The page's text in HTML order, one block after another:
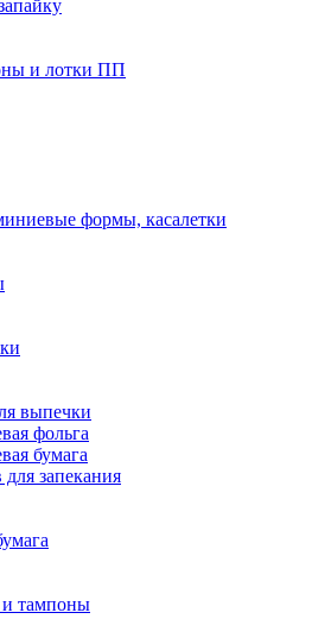
и лотки ПП
формы, касалетки
выпечки
фольга
бумага
для запекания
тампоны